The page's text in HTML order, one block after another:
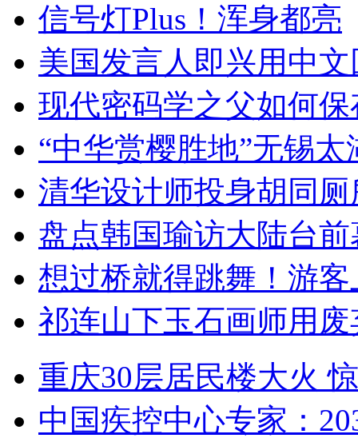
信号灯Plus！浑身都亮
美国发言人即兴用中
现代密码学之父如何
“中华赏樱胜地”无锡
清华设计师投身胡同
盘点韩国瑜访大陆台
想过桥就得跳舞！游客
祁连山下玉石画师用
重庆30层居民楼大火
中国疾控中心专家：